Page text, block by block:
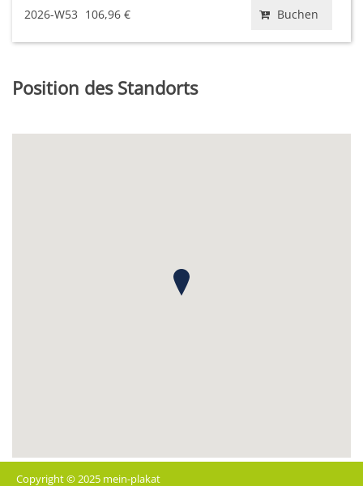
2026-W53 106,96 € Buchen
Position des Standorts
Copyright © 2025 mein-plakat